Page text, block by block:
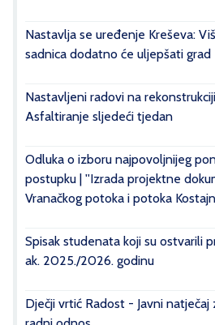
Nastavlja se uređenje Kreševa:
sadnica dodatno će uljepšati grad
Nastavljeni radovi na
Asfaltiranje sljedeći tjedan
Odluka o izboru najpovoljnijeg
postupku | ''Izrada projektne
Vranačkog potoka i potoka
Spisak studenata koji su ostvarili
ak. 2025./2026. godinu
Dječji vrtić Radost - Javni